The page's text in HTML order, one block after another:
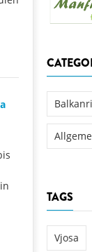
Ulog
für den Kamp:
TAGS
Vjosa